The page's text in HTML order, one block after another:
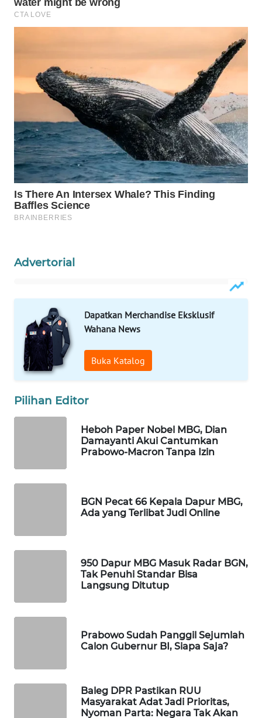
Advertorial
Dapatkan Merchandise Eksklusif
Wahana News
Buka Katalog
Pilihan Editor
Heboh Paper Nobel MBG, Dian
Damayanti Akui Cantumkan
Prabowo-Macron Tanpa Izin
BGN Pecat 66 Kepala Dapur MBG,
Ada yang Terlibat Judi Online
950 Dapur MBG Masuk Radar BGN,
Tak Penuhi Standar Bisa
Langsung Ditutup
Prabowo Sudah Panggil Sejumlah
Calon Gubernur BI, Siapa Saja?
Baleg DPR Pastikan RUU
Masyarakat Adat Jadi Prioritas,
Nyoman Parta: Negara Tak Akan
NEWS
WAHANA
ADVOKAT
WAHANA
INFRASTRUKTUR
WAHANA
KONSUMEN
WAHANA
LISTRIK
TRAVEL
WAHANA
WAHANANEWS
ID
WAHANANEWS
CO ID
WAHANA
SPORT
WAHANA
WAHANA